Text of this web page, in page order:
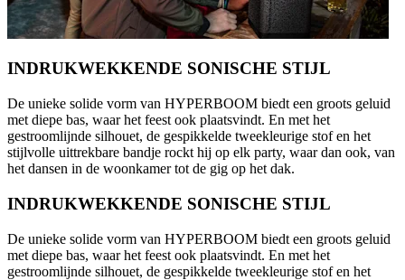
INDRUKWEKKENDE SONISCHE STIJL
De unieke solide vorm van HYPERBOOM biedt een groots geluid
met diepe bas, waar het feest ook plaatsvindt. En met het
gestroomlijnde silhouet, de gespikkelde tweekleurige stof en het
stijlvolle uittrekbare bandje rockt hij op elk party, waar dan ook, van
het dansen in de woonkamer tot de gig op het dak.
INDRUKWEKKENDE SONISCHE STIJL
De unieke solide vorm van HYPERBOOM biedt een groots geluid
met diepe bas, waar het feest ook plaatsvindt. En met het
gestroomlijnde silhouet, de gespikkelde tweekleurige stof en het